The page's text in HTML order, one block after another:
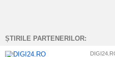
ȘTIRILE PARTENERILOR: